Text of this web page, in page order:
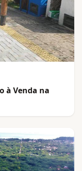
à Venda na